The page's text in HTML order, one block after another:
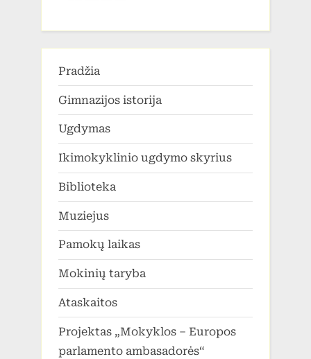
Pradžia
Gimnazijos istorija
Ugdymas
Ikimokyklinio ugdymo skyrius
Biblioteka
Muziejus
Pamokų laikas
Mokinių taryba
Ataskaitos
Projektas „Mokyklos – Europos
parlamento ambasadorės“